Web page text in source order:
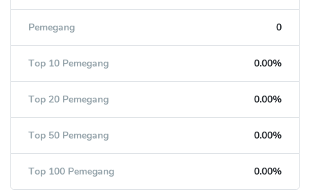
Pemegang 0
Top 10 Pemegang 0.00%
Top 20 Pemegang 0.00%
Top 50 Pemegang 0.00%
Top 100 Pemegang 0.00%